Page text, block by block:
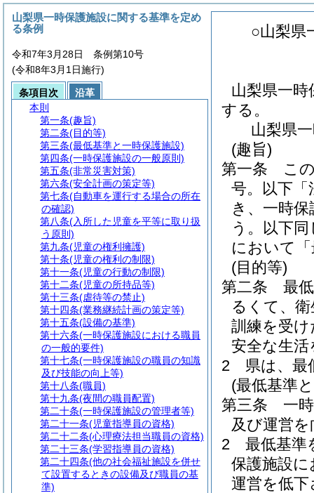
○山梨県
山梨県一
する。
山梨県
(趣旨)
第一条
こ
号。以下「
き、一時保
う。以下同
において
(目的等)
第二条
最
るくて、
訓練を受
安全な生
2
県は、最
(最低基準
第三条
一
及び運営
2
最低基準
保護施設
運営を低
山梨県一時保護施設に関する基準を定め
る条例
令和7年3月28日 条例第10号
(令和8年3月1日施行)
条項目次
沿革
本則
第一条(趣旨)
第二条(目的等)
第三条(最低基準と一時保護施設)
第四条(一時保護施設の一般原則)
第五条(非常災害対策)
第六条(安全計画の策定等)
第七条(自動車を運行する場合の所在
の確認)
第八条(入所した児童を平等に取り扱
う原則)
第九条(児童の権利擁護)
第十条(児童の権利の制限)
第十一条(児童の行動の制限)
第十二条(児童の所持品等)
第十三条(虐待等の禁止)
第十四条(業務継続計画の策定等)
第十五条(設備の基準)
第十六条(一時保護施設における職員
の一般的要件)
第十七条(一時保護施設の職員の知識
及び技能の向上等)
第十八条(職員)
第十九条(夜間の職員配置)
第二十条(一時保護施設の管理者等)
第二十一条(児童指導員の資格)
第二十二条(心理療法担当職員の資格)
第二十三条(学習指導員の資格)
第二十四条(他の社会福祉施設を併せ
て設置するときの設備及び職員の基
準)